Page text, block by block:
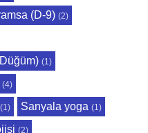
(D-9) (2)
(1)
(4)
(1) Sanyala yoga (1)
(2)